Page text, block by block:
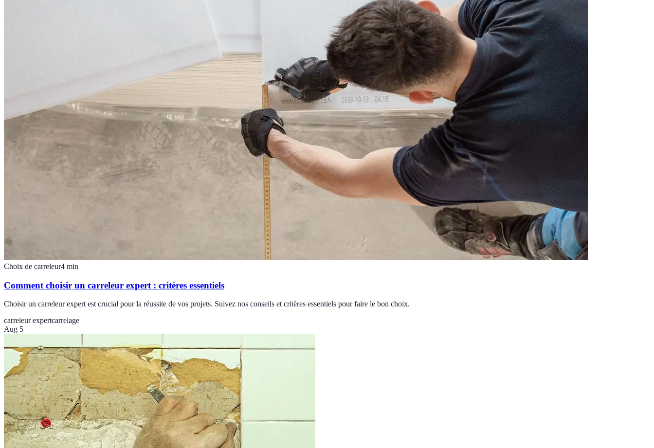
Choix de carreleur4 min
Comment choisir un carreleur expert : critères essentiels
Choisir un carreleur expert est crucial pour la réussite de vos projets. Suivez nos conseils et critères essentiels pour faire le bon choix.
carreleur expertcarrelage
Aug 5